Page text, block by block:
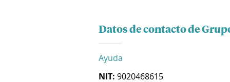
Datos de contacto de
Ayuda
NIT: 9020468615